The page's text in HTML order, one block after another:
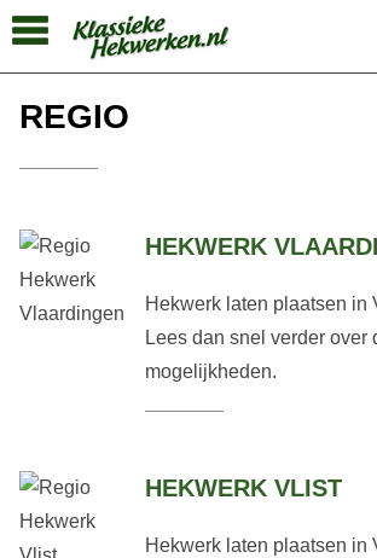
REGIO
HEKWERK
Hekwerk laten plaatsen in
Lees dan snel verder over
mogelijkheden.
HEKWERK VLIST
Hekwerk laten plaatsen in